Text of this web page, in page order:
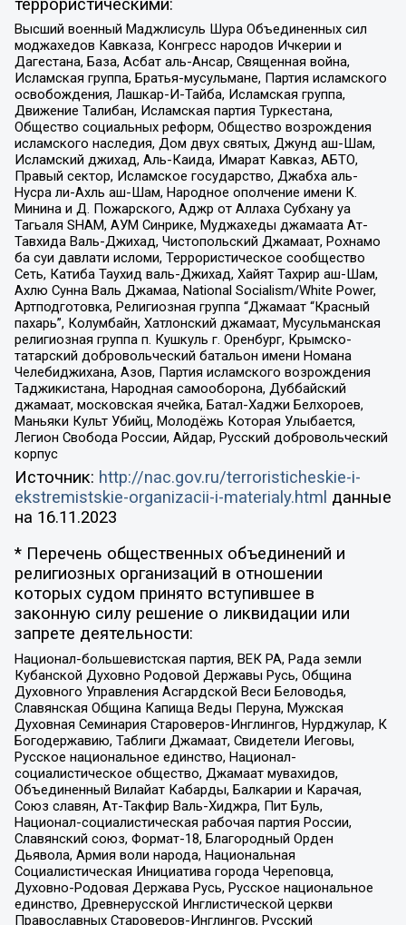
террористическими:
Высший военный Маджлисуль Шура Объединенных сил
моджахедов Кавказа, Конгресс народов Ичкерии и
Дагестана, База, Асбат аль-Ансар, Священная война,
Исламская группа, Братья-мусульмане, Партия исламского
освобождения, Лашкар-И-Тайба, Исламская группа,
Движение Талибан, Исламская партия Туркестана,
Общество социальных реформ, Общество возрождения
исламского наследия, Дом двух святых, Джунд аш-Шам,
Исламский джихад, Аль-Каида, Имарат Кавказ, АБТО,
Правый сектор, Исламское государство, Джабха аль-
Нусра ли-Ахль аш-Шам, Народное ополчение имени К.
Минина и Д. Пожарского, Аджр от Аллаха Субхану уа
Тагьаля SHAM, АУМ Синрике, Муджахеды джамаата Ат-
Тавхида Валь-Джихад, Чистопольский Джамаат, Рохнамо
ба суи давлати исломи, Террористическое сообщество
Сеть, Катиба Таухид валь-Джихад, Хайят Тахрир аш-Шам,
Ахлю Сунна Валь Джамаа, National Socialism/White Power,
Артподготовка, Религиозная группа “Джамаат “Красный
пахарь”, Колумбайн, Хатлонский джамаат, Мусульманская
религиозная группа п. Кушкуль г. Оренбург, Крымско-
татарский добровольческий батальон имени Номана
Челебиджихана, Азов, Партия исламского возрождения
Таджикистана, Народная самооборона, Дуббайский
джамаат, московская ячейка, Батал-Хаджи Белхороев,
Маньяки Культ Убийц, Молодёжь Которая Улыбается,
Легион Свобода России, Айдар, Русский добровольческий
корпус
Источник: http://nac.gov.ru/terroristicheskie-i-
ekstremistskie-organizacii-i-materialy.html данные
на 16.11.2023
* Перечень общественных объединений и
религиозных организаций в отношении
которых судом принято вступившее в
законную силу решение о ликвидации или
запрете деятельности:
Национал-большевистская партия, ВЕК РА, Рада земли
Кубанской Духовно Родовой Державы Русь, Община
Духовного Управления Асгардской Веси Беловодья,
Славянская Община Капища Веды Перуна, Мужская
Духовная Семинария Староверов-Инглингов, Нурджулар, К
Богодержавию, Таблиги Джамаат, Свидетели Иеговы,
Русское национальное единство, Национал-
социалистическое общество, Джамаат мувахидов,
Объединенный Вилайат Кабарды, Балкарии и Карачая,
Союз славян, Ат-Такфир Валь-Хиджра, Пит Буль,
Национал-социалистическая рабочая партия России,
Славянский союз, Формат-18, Благородный Орден
Дьявола, Армия воли народа, Национальная
Социалистическая Инициатива города Череповца,
Духовно-Родовая Держава Русь, Русское национальное
единство, Древнерусской Инглистической церкви
Православных Староверов-Инглингов, Русский